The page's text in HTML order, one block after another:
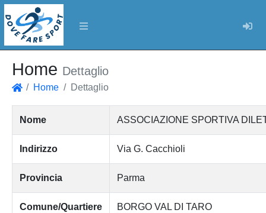
Home Dettaglio
Home Dettaglio
Nome ASSOCIAZIONE SPORTIVA
Indirizzo Via G. Cacchioli
Provincia Parma
Comune/Quartiere BORGO VAL DI TARO